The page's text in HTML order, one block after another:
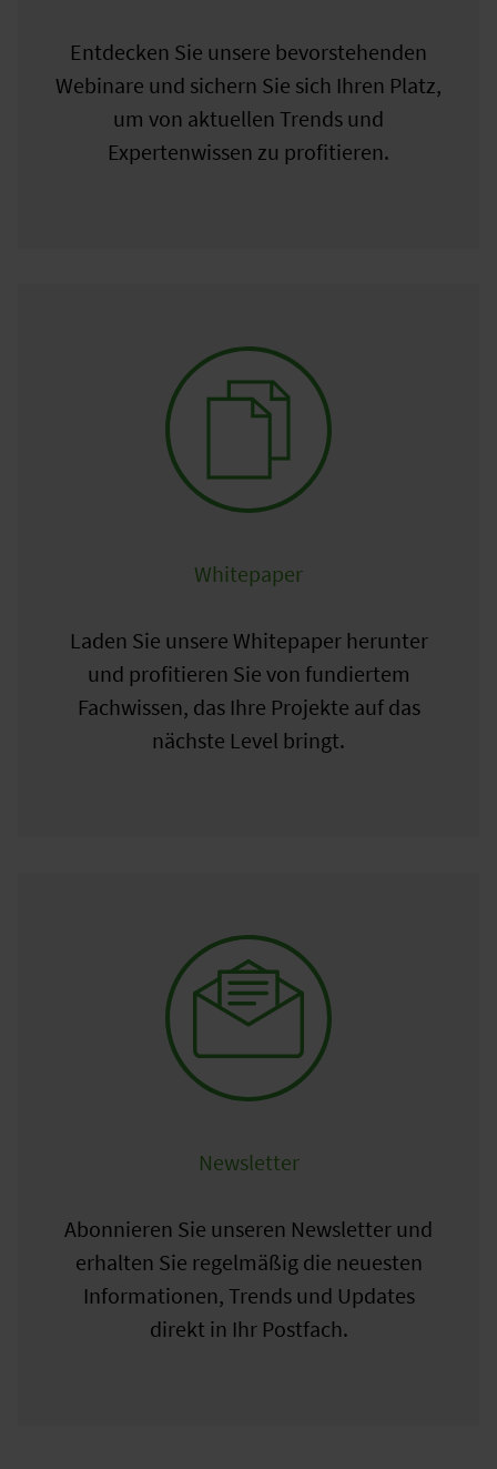
Entdecken Sie unsere bevorstehenden
Webinare und sichern Sie sich Ihren Platz,
um von aktuellen Trends und
Expertenwissen zu profitieren.
Whitepaper
Laden Sie unsere Whitepaper herunter
und profitieren Sie von fundiertem
Fachwissen, das Ihre Projekte auf das
nächste Level bringt.
Newsletter
Abonnieren Sie unseren Newsletter und
erhalten Sie regelmäßig die neuesten
Informationen, Trends und Updates
direkt in Ihr Postfach.